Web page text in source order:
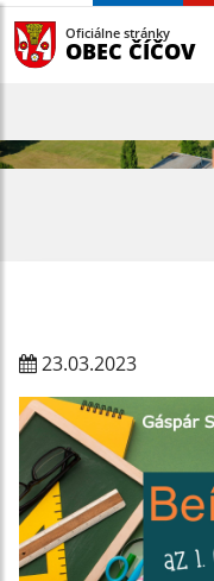
Oficiálne stránky
OBEC ČÍČOV
23.03.2023